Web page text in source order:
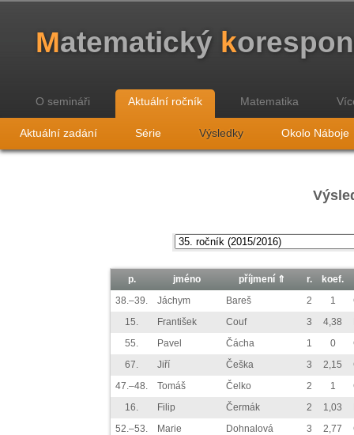
Matematický k
O semináři Aktuální ročník Matematika
Aktuální zadání Série Výsledky Okolo Náboje
p. jméno příjmení ⇑ r.
koef.
38.–39.
Jáchym Bareš 2 1
15.
František Couf 3 4,38
55.
Pavel Čácha 1 0
67.
Jiří Češka 3 2,15
47.–48.
Tomáš Čelko 2 1
16.
Filip Čermák 2 1,03
52.–53.
Marie Dohnalová 3 2,77